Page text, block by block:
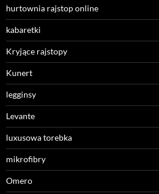
hurtownia rajstop online
kabaretki
Kryjące rajstopy
Kunert
legginsy
Levante
luxusowa torebka
mikrofibry
Omero